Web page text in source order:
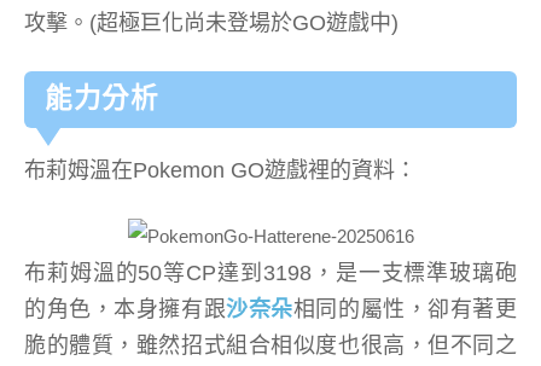
攻擊。(超極巨化尚未登場於GO遊戲中)
能力分析
布莉姆溫在Pokemon GO遊戲裡的資料：
布莉姆溫的50等CP達到3198，是一支標準玻璃砲
的角色，本身擁有跟沙奈朵相同的屬性，卻有著更
脆的體質，雖然招式組合相似度也很高，但不同之